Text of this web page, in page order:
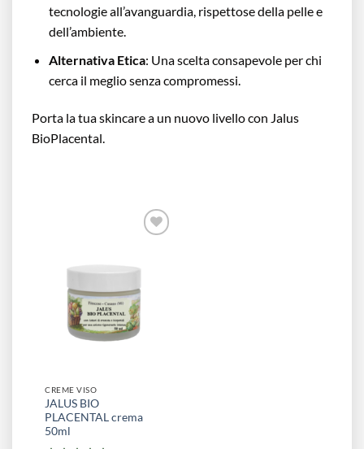
tecnologie all’avanguardia, rispettose della pelle e
dell’ambiente.
Alternativa Etica: Una scelta consapevole per chi
cerca il meglio senza compromessi.
Porta la tua skincare a un nuovo livello con Jalus
BioPlacental.
CREME VISO
JALUS BIO
PLACENTAL crema
50ml